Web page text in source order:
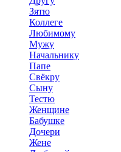
Зятю
Коллеге
Любимому
Мужу
Начальнику
Папе
Свёкру
Сыну
Тестю
Женщине
Бабушке
Дочери
Жене